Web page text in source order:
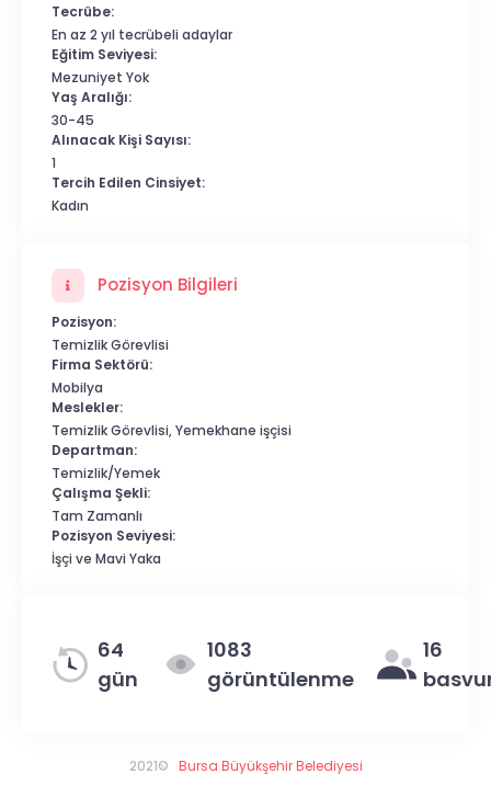
Tecrübe:
En az 2 yıl tecrübeli adaylar
Eğitim Seviyesi:
Mezuniyet Yok
Yaş Aralığı:
30-45
Alınacak Kişi Sayısı:
1
Tercih Edilen Cinsiyet:
Kadın
Pozisyon Bilgileri
Pozisyon:
Temizlik Görevlisi
Firma Sektörü:
Mobilya
Meslekler:
Temizlik Görevlisi, Yemekhane işçisi
Departman:
Temizlik/Yemek
Çalışma Şekli:
Tam Zamanlı
Pozisyon Seviyesi:
İşçi ve Mavi Yaka
64
gün
1083
görüntülenme
16
2021© Bursa Büyükşehir Belediyesi